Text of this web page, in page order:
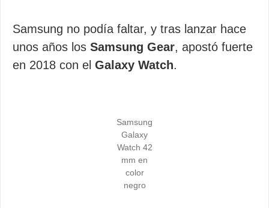
Samsung no podía faltar, y tras lanzar hace
unos años los Samsung Gear, apostó fuerte
en 2018 con el Galaxy Watch.
Samsung
Galaxy
Watch 42
mm en
color
negro